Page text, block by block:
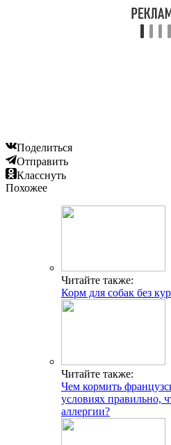
Поделиться
Отправить
Класснуть
Похожее
Читайте также:
Корм для собак без
Читайте также:
Чем кормить
условиях правильно,
аллергии?